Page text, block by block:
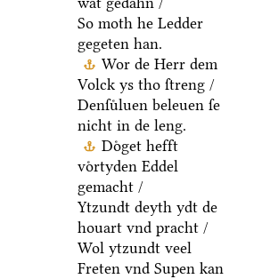
So moth he Ledder
gegeten han.
Wor de Herr dem
Volck ys tho ſtreng /
Denſuͤluen beleuen ſe
nicht in de leng.
Doͤget hefft
voͤrtyden Eddel
gemacht /
Ytzundt deyth ydt de
houart vnd pracht /
Wol ytzundt veel
Freten vnd Supen kan